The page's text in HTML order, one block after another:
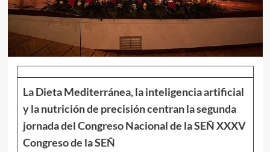
La Dieta Mediterránea, la inteligencia artificial
y la nutrición de precisión centran la segunda
jornada del Congreso Nacional de la SEÑ XXXV
Congreso de la SEÑ